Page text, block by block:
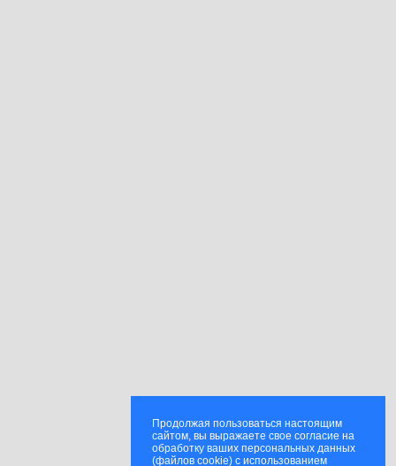
Продолжая пользоваться настоящим
сайтом, вы выражаете свое согласие на
обработку ваших персональных данных
(файлов cookie) с использованием